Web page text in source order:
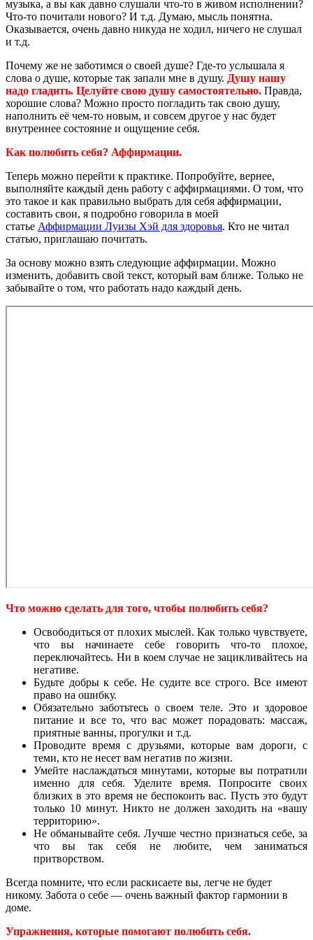
музыка, а вы как давно слушали что-то в живом исполнении?
Что-то почитали нового? И т.д. Думаю, мысль понятна.
Оказывается, очень давно никуда не ходил, ничего не слушал
и т.д.
Почему же не заботимся о своей душе? Где-то услышала я
слова о душе, которые так запали мне в душу. Душу нашу
надо гладить. Целуйте свою душу самостоятельно. Правда,
хорошие слова? Можно просто погладить так свою душу,
наполнить её чем-то новым, и совсем другое у нас будет
внутреннее состояние и ощущение себя.
Как полюбить себя? Аффирмации.
Теперь можно перейти к практике. Попробуйте, вернее,
выполняйте каждый день работу с аффирмациями. О том, что
это такое и как правильно выбрать для себя аффирмации,
составить свои, я подробно говорила в моей
статье Аффирмации Луизы Хэй для здоровья. Кто не читал
статью, приглашаю почитать.
За основу можно взять следующие аффирмации. Можно
изменить, добавить свой текст, который вам ближе. Только не
забывайте о том, что работать надо каждый день.
Что можно сделать для того, чтобы полюбить себя?
Освободиться от плохих мыслей. Как только чувствуете,
что вы начинаете себе говорить что-то плохое,
переключайтесь. Ни в коем случае не зацикливайтесь на
негативе.
Будьте добры к себе. Не судите все строго. Все имеют
право на ошибку.
Обязательно заботьтесь о своем теле. Это и здоровое
питание и все то, что вас может порадовать: массаж,
приятные ванны, прогулки и т.д.
Проводите время с друзьями, которые вам дороги, с
теми, кто не несет вам негатив по жизни.
Умейте наслаждаться минутами, которые вы потратили
именно для себя. Уделите время. Попросите своих
близких в это время не беспокоить вас. Пусть это будут
только 10 минут. Никто не должен заходить на «вашу
территорию».
Не обманывайте себя. Лучше честно признаться себе, за
что вы так себя не любите, чем заниматься
притворством.
Всегда помните, что если раскисаете вы, легче не будет
никому. Забота о себе — очень важный фактор гармонии в
доме.
Упражнения, которые помогают полюбить себя.